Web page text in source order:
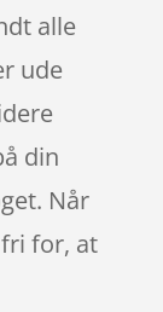
alle
ude
din
Når
for, at